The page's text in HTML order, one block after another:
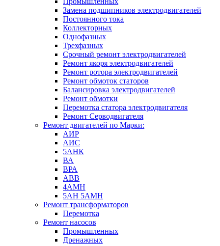
Замена подшипников электродвигателей
Постоянного тока
Коллекторных
Однофазных
Трехфазных
Срочный ремонт электродвигателей
Ремонт якоря электродвигателей
Ремонт ротора электродвигателей
Ремонт обмоток статоров
Балансировка электродвигателей
Ремонт обмотки
Перемотка статора электродвигателя
Ремонт Серводвигателя
Ремонт двигателей по Марки:
АИР
АИС
5АНК
ВА
ВРА
ABB
4АМН
5АН 5АМН
Ремонт трансформаторов
Перемотка
Ремонт насосов
Промышленных
Дренажных